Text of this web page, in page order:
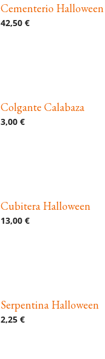
Cementerio Halloween
42,50 €
Colgante Calabaza
3,00 €
Cubitera Halloween
13,00 €
Serpentina Halloween
2,25 €